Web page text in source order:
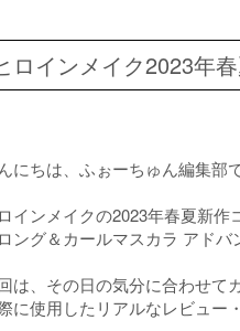
ロインメイク2023年
にちは、ふぉーちゅん編集部で
インメイクの2023年春夏新作
ロング＆カールマスカラ アド
は、その日の気分に合わせて
に使用したリアルなレビュー